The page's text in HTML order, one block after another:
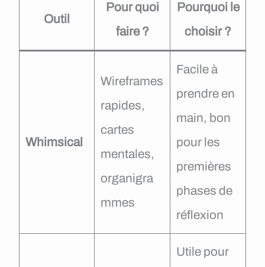
Outil
Pour quoi
faire ?
Pourquoi le
choisir ?
Whimsical
Wireframes
rapides,
cartes
mentales,
organigra
mmes
Facile à
prendre en
main, bon
pour les
premières
phases de
réflexion
Utile pour